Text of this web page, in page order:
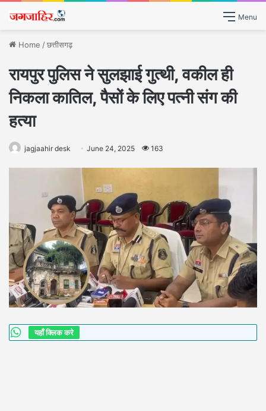
Menu
Home /छत्तीसगढ़
रायपुर पुलिस ने सुलझाई गुत्थी, वकील ही
निकला कातिल, पैसों के लिए पत्नी संग की
हत्या
jagjaahir desk June 24, 2025 163
यहाँ क्लिक करे